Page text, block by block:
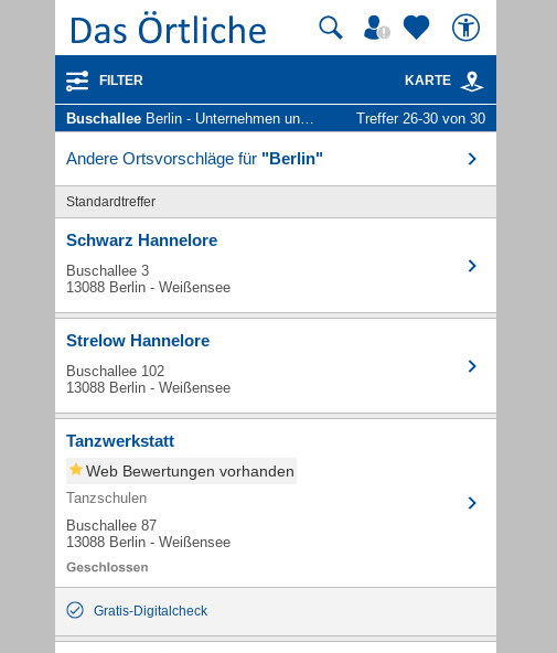
FILTER KARTE
Buschallee Berlin - Unternehmen und Personen Treffer 26-30 von 30
Andere Ortsvorschläge für "Berlin"
Standardtreffer
Schwarz Hannelore
Buschallee 3
13088 Berlin - Weißensee
Strelow Hannelore
Buschallee 102
13088 Berlin - Weißensee
Tanzwerkstatt
Web Bewertungen vorhanden
Tanzschulen
Buschallee 87
13088 Berlin - Weißensee
Gratis-Digitalcheck